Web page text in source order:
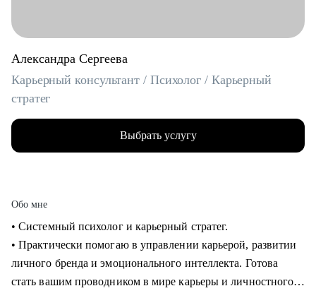
Александра Сергеева
Карьерный консультант / Психолог / Карьерный
стратег
Выбрать услугу
Обо мне
• Системный психолог и карьерный стратег.
• Практически помогаю в управлении карьерой, развитии
личного бренда и эмоционального интеллекта. Готова
стать вашим проводником в мире карьеры и личностного